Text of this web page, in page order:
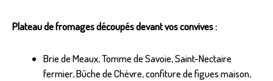
Plateau de fromages découpés devant vos convives :
Brie de Meaux, Tomme de Savoie, Saint-Nectaire
fermier, Bûche de Chèvre, confiture de figues maison,